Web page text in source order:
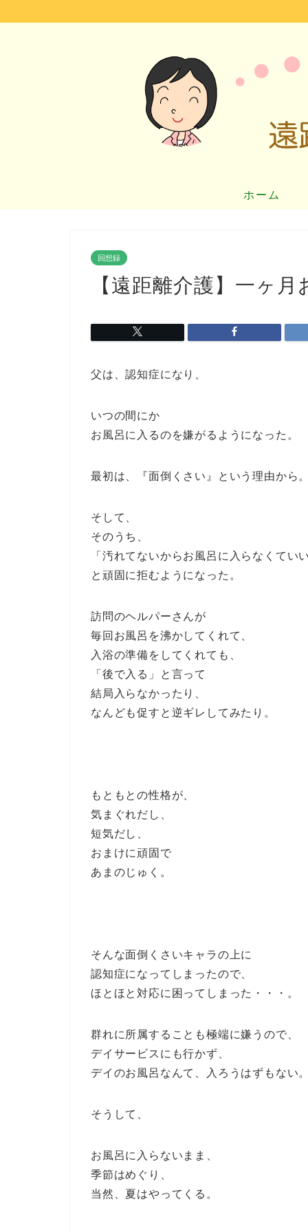
ホーム
回想録
【遠距離介護】一ヶ
父は、認知症になり、
いつの間にか
お風呂に入るのを嫌がるようになった。
最初は、『面倒くさい』という理由から
そして、
そのうち、
「汚れてないからお風呂に入らなくてい
と頑固に拒むようになった。
訪問のヘルパーさんが
毎回お風呂を沸かしてくれて、
入浴の準備をしてくれても、
「後で入る」と言って
結局入らなかったり、
なんども促すと逆ギレしてみたり。
もともとの性格が、
気まぐれだし、
短気だし、
おまけに頑固で
あまのじゅく。
そんな面倒くさいキャラの上に
認知症になってしまったので、
ほとほと対応に困ってしまった・・・。
群れに所属することも極端に嫌うので、
デイサービスにも行かず、
デイのお風呂なんて、入ろうはずもない
そうして、
お風呂に入らないまま、
季節はめぐり、
当然、夏はやってくる。